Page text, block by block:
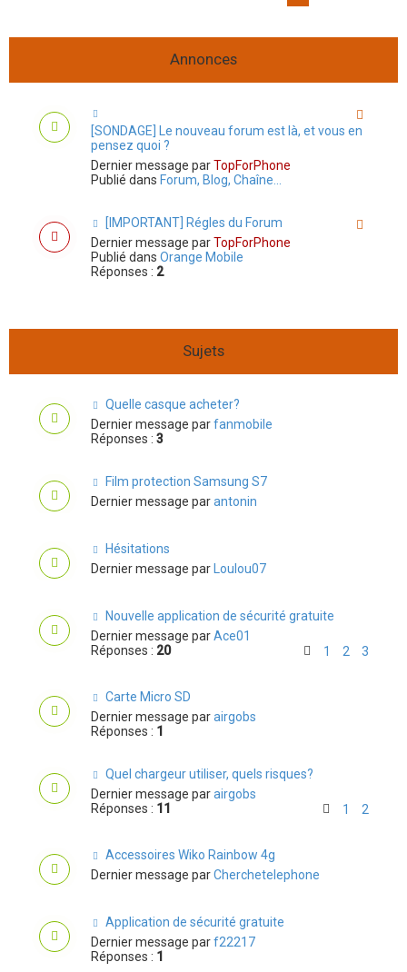
c
e
v
t
Annonces
[SONDAGE] Le nouveau forum est là, et vous en
pensez quoi ?
Dernier message parTopForPhone
Publié dans Forum, Blog, Chaîne...
[IMPORTANT] Régles du Forum
Dernier message parTopForPhone
Publié dans Orange Mobile
Réponses : 2
Sujets
Quelle casque acheter?
Dernier message parfanmobile
Réponses : 3
Film protection Samsung S7
Dernier message parantonin
Hésitations
Dernier message parLoulou07
Nouvelle application de sécurité gratuite
Dernier message parAce01
Réponses : 20 1 2 3
Carte Micro SD
Dernier message parairgobs
Réponses : 1
Quel chargeur utiliser, quels risques?
Dernier message parairgobs
Réponses : 11 1 2
Accessoires Wiko Rainbow 4g
Dernier message parCherchetelephone
Application de sécurité gratuite
Dernier message parf22217
Réponses : 1